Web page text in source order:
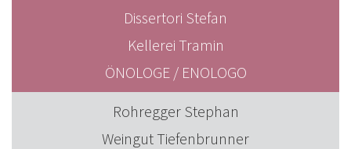
Dissertori Stefan
Kellerei Tramin
ÖNOLOGE / ENOLOGO
Rohregger Stephan
Weingut Tiefenbrunner